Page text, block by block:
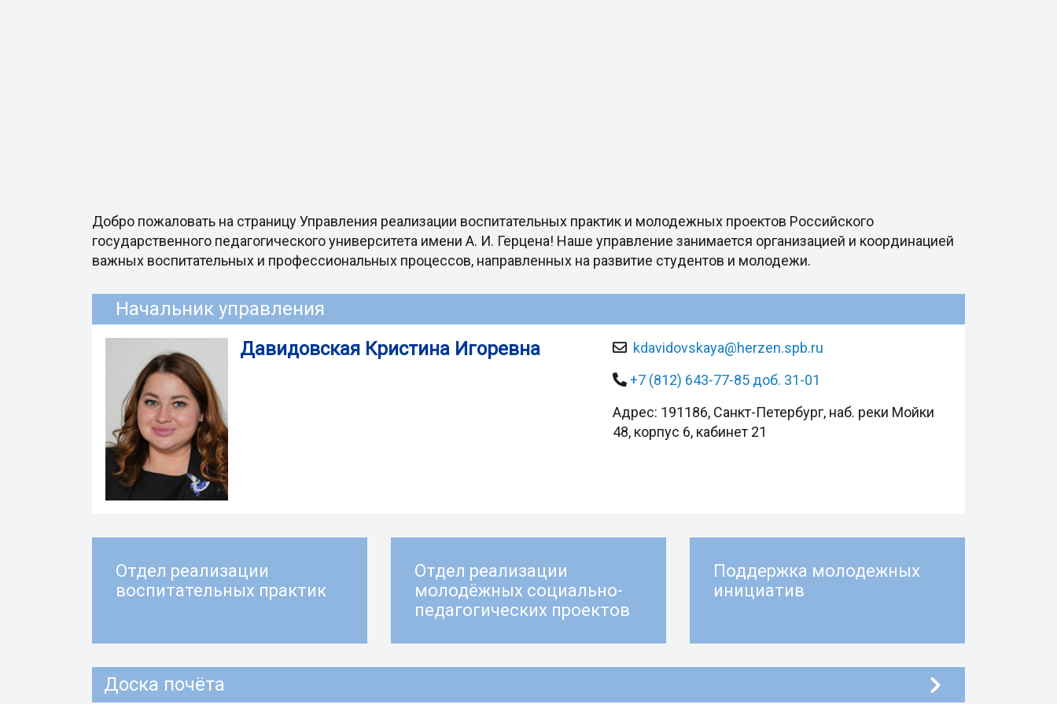
Добро пожаловать на страницу Управления реализации воспитательных практик и молодежных проектов Российского
государственного педагогического университета имени А. И. Герцена! Наше управление занимается организацией и координацией
важных воспитательных и профессиональных процессов, направленных на развитие студентов и молодежи.
Начальник управления
Давидовская Кристина Игоревна
kdavidovskaya@herzen.spb.ru
+7 (812) 643-77-85 доб. 31-01
Адрес: 191186, Санкт-Петербург, наб. реки Мойки
48, корпус 6, кабинет 21
Отдел реализации
воспитательных практик
Отдел реализации
молодёжных социально-
педагогических проектов
Поддержка молодежных
инициатив
Доска почёта